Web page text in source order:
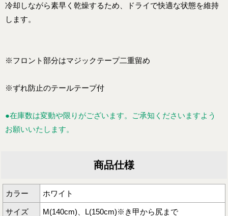
冷却しながら素早く乾燥するため、ドライで快適な状態を維持
します。
※フロント部分はマジックテープ二重留め
※ずれ防止のテールテープ付
●在庫数は変動や限りがございます。ご承知くださいますよう
お願いいたします。
商品仕様
カラー ホワイト
サイズ M(140cm)、L(150cm)※き甲から尻まで